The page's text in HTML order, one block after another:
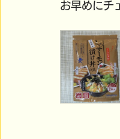
お早めにチ